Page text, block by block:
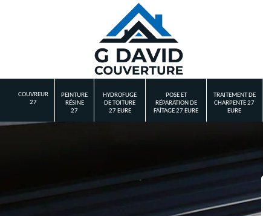
COUVREUR
27
PEINTURE
RÉSINE
27
HYDROFUGE
DE TOITURE
27 EURE
POSE ET
RÉPARATION DE
FAÎTAGE 27 EURE
TRAITEMENT DE
CHARPENTE 27
EURE